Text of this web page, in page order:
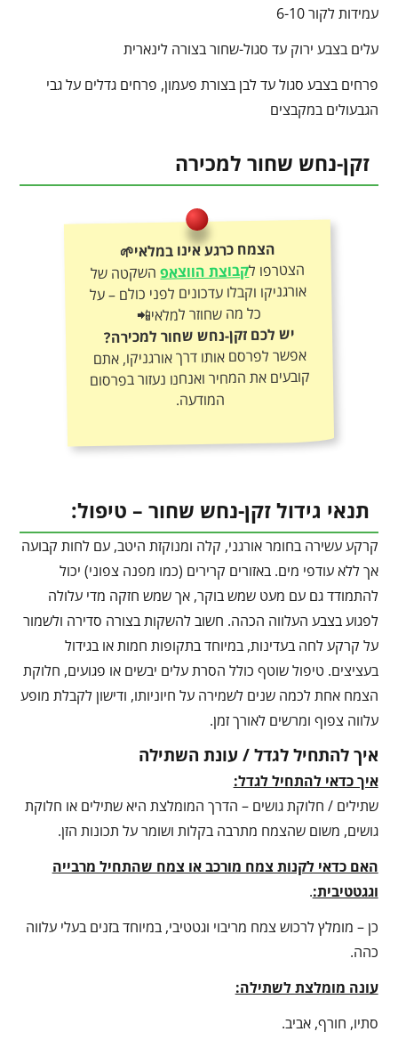
עמידות לקור 6-10
עלים בצבע ירוק עד סגול-שחור בצורה לינארית
פרחים בצבע סגול עד לבן בצורת פעמון, פרחים גדלים על גבי
הגבעולים במקבצים
זקן-נחש שחור למכירה
הצמח כרגע אינו במלאי🌱
הצטרפו לקבוצת הווצאפהשקטה של
אורגניקו וקבלו עדכונים לפני כולם – על
כל מה שחוזר למלאי📲
יש לכם זקן-נחש שחור למכירה?
אפשר לפרסם אותו דרך אורגניקו, אתם
קובעים את המחיר ואנחנו נעזור בפרסום
המודעה.
תנאי גידול זקן-נחש שחור – טיפול:
קרקע עשירה בחומר אורגני, קלה ומנוקזת היטב, עם לחות קבועה
אך ללא עודפי מים. באזורים קרירים (כמו מפנה צפוני) יכול
להתמודד גם עם מעט שמש בוקר, אך שמש חזקה מדי עלולה
לפגוע בצבע העלווה הכהה. חשוב להשקות בצורה סדירה ולשמור
על קרקע לחה בעדינות, במיוחד בתקופות חמות או בגידול
בעציצים. טיפול שוטף כולל הסרת עלים יבשים או פגועים, חלוקת
הצמח אחת לכמה שנים לשמירה על חיוניותו, ודישון לקבלת מופע
עלווה צפוף ומרשים לאורך זמן.
איך להתחיל לגדל / עונת השתילה
איך כדאי להתחיל לגדל:
שתילים / חלוקת גושים – הדרך המומלצת היא שתילים או חלוקת
גושים, משום שהצמח מתרבה בקלות ושומר על תכונות הזן.
האם כדאי לקנות צמח מורכב או צמח שהתחיל מרבייה
וגגטטיבית:.
כן – מומלץ לרכוש צמח מריבוי וגטטיבי, במיוחד בזנים בעלי עלווה
כהה.
עונה מומלצת לשתילה:
סתיו, חורף, אביב.